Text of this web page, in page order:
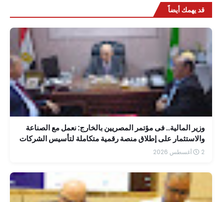
قد يهمك أيضاً
وزير المالية.. فى مؤتمر المصريين بالخارج: نعمل مع الصناعة
والاستثمار على إطلاق منصة رقمية متكاملة لتأسيس الشركات
بسهولة
2 أغسطس 2026